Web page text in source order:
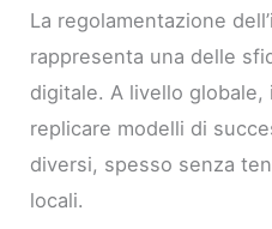
La regolamentazione
rappresenta una delle
digitale. A livello
replicare modelli di
diversi, spesso senza
locali.